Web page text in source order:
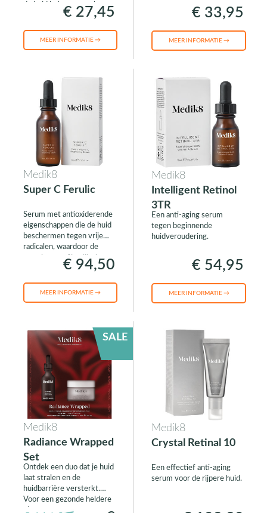
de huid helpt versterken.
€ 27,45
MEER INFORMATIE →
€ 33,95
MEER INFORMATIE →
Medik8
Super C Ferulic
Serum met antioxiderende
eigenschappen die de huid
beschermen tegen vrije
radicalen, waardoor de
vorming van fijne lijntjes en
rimpels worden€ 94,50
MEER INFORMATIE →
Medik8
Intelligent Retinol
3TR
Een anti-aging serum
tegen beginnende
huidveroudering.
€ 54,95
MEER INFORMATIE →
SALE
Medik8
Radiance Wrapped
Set
Ontdek een duo dat je huid
laat stralen en de
huidbarrière versterkt.
Voor een gezonde heldere
Medik8
Crystal Retinal 10
Een effectief anti-aging
serum voor de rijpere huid.